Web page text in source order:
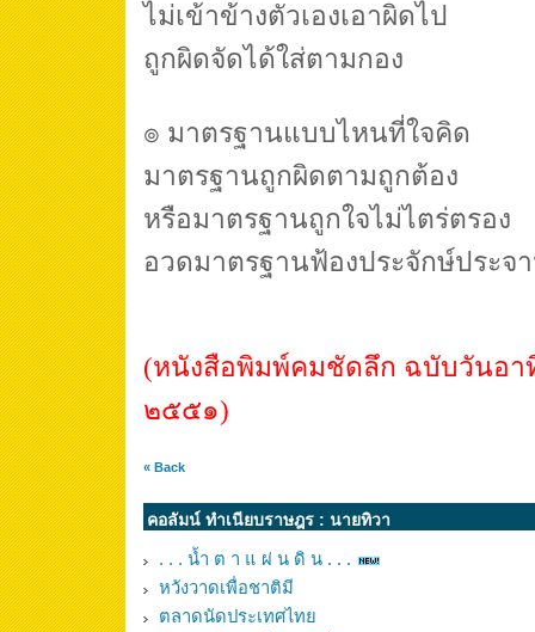
ไม่เข้าข้างตัวเองเอาผิดไป
ถูกผิดจัดได้ใส่ตามกอง
๏ มาตรฐานแบบไหนที่ใจคิด
มาตรฐานถูกผิดตามถูกต้อง
หรือมาตรฐานถูกใจไม่ไตร่ตรอง
อวดมาตรฐานฟ้องประจักษ์ประจ
(หนังสือพิมพ์คมชัดลึก ฉบับวันอา
๒๕๕๑)
« Back
คอลัมน์ ทำเนียบราษฎร : นายทิวา
. . . น้ำ ต า แ ผ่ น ดิ น . . .
หวังวาดเพื่อชาติมี
ตลาดนัดประเทศไทย